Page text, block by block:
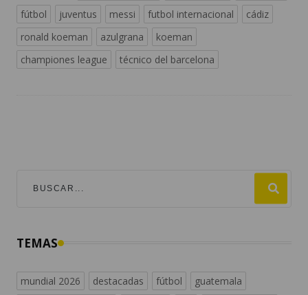
fútbol
juventus messi futbol internacional
cádiz
ronald koeman
azulgrana
koeman
championes league
técnico del barcelona
TEMAS
mundial 2026 destacadas fútbol
guatemala